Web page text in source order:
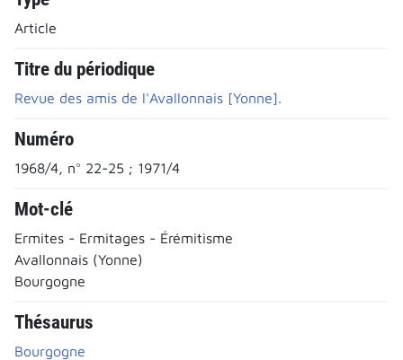
Article
Titre du périodique
Revue des amis de l'Avallonnais [Yonne].
Numéro
1968/4, n° 22-25 ; 1971/4
Mot-clé
Ermites - Ermitages - Érémitisme
Avallonnais (Yonne)
Bourgogne
Thésaurus
Bourgogne